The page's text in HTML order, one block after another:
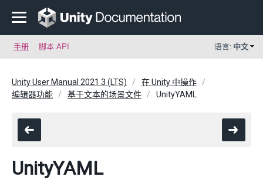
手册 脚本 API 语言: 中文
Unity User Manual 2021.3 (LTS)
在 Unity 中操作
编辑器功能
基于文本的场景文件 UnityYAML
UnityYAML